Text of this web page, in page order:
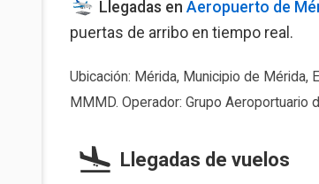
Llegadas en Aeropuerto de
puertas de arribo en tiempo real.
Ubicación: Mérida, Municipio de Mérida,
MMMD. Operador: Grupo Aeroportuario
Llegadas de vuelos